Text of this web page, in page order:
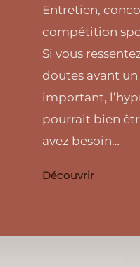
Entretien,
compétition
Si vous
doutes avant
important,
pourrait bien
avez besoin…
Découvrir